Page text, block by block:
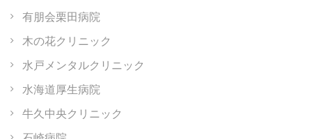
有朋会栗田病院
木の花クリニック
水戸メンタルクリニック
水海道厚生病院
牛久中央クリニック